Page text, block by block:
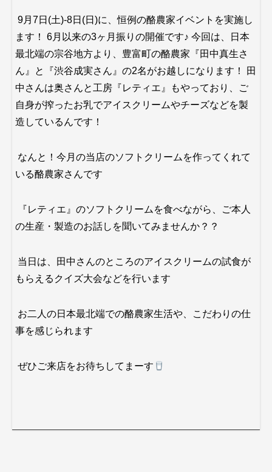
︎ 9月7日(土)-8日(日)に、恒例の酪農家イベントを実施し
ます！ 6月以来の3ヶ月振りの開催です♪ 今回は、日本
最北端の宗谷地方より、豊富町の酪農家『田中真生さ
ん』と『渋谷成実さん』の2名がお越しになります！ 田
中さんは奥さんと工房『レティエ』もやっており、ご
自身が搾ったお乳でアイスクリームやチーズなどを製
造しているんです！
なんと！今月の当店のソフトクリームを作ってくれて
いる酪農家さんです
『レティエ』のソフトクリームを食べながら、ご本人
の生産・製造のお話しを聞いてみませんか？？
当日は、田中さんのところのアイスクリームの試食が
もらえるクイズ大会などを行います
お二人の日本最北端での酪農家生活や、こだわりの仕
事を感じられます
ぜひご来店をお待ちしてまーす